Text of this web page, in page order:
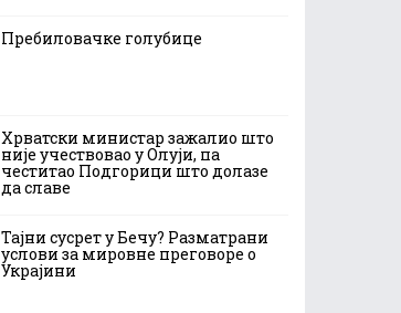
Пребиловачке голубице
Хрватски министар зажалио што
није учествовао у Олуји, па
честитао Подгорици што долазе
да славе
Тајни сусрет у Бечу? Разматрани
услови за мировне преговоре о
Украјини